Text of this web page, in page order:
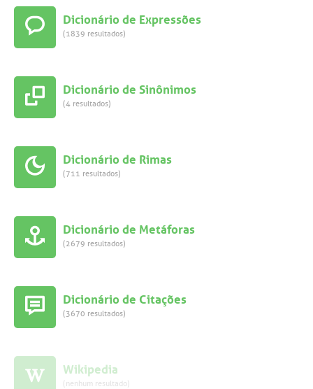
Dicionário de Expressões
(1839 resultados)
Dicionário de Sinônimos
(4 resultados)
Dicionário de Rimas
(711 resultados)
Dicionário de Metáforas
(2679 resultados)
Dicionário de Citações
(3670 resultados)
Wikipedia
(nenhum resultado)